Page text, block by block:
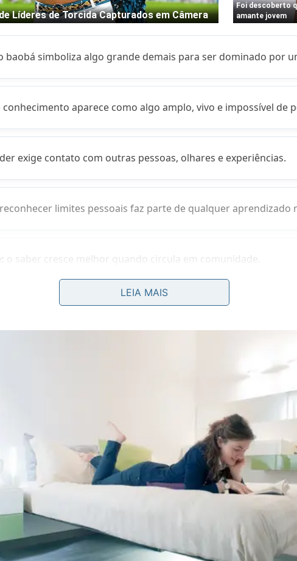
baobá simboliza algo grande demais para ser dominado por
conhecimento aparece como algo amplo, vivo e impossível de
exige contato com outras pessoas, olhares e experiências.
reconhecer limites pessoais faz parte de qualquer aprendizado
o saber cresce melhor quando circula em comunidade.
diz que ninguém abraça a sabedoria
desse porte seria impossível, e é justamente por isso
o valor do estudo individual, mas recusa a fantasia de
o tema, mais necessário se torna reconhecer limites, revisar
LEIA MAIS